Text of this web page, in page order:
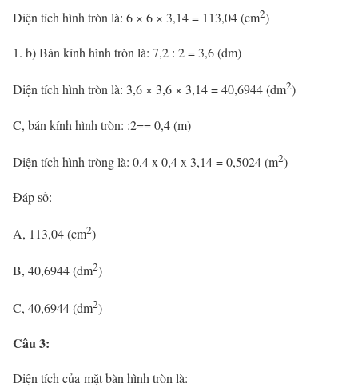
Diện tích hình tròn là: 6 × 6 × 3,14 = 113,04 (cm2)
b) Bán kính hình tròn là: 7,2 : 2 = 3,6 (dm)
Diện tích hình tròn là: 3,6 × 3,6 × 3,14 = 40,6944 (dm2)
C, bán kính hình tròn: :2== 0,4 (m)
Diện tích hình tròng là: 0,4 x 0,4 x 3,14 = 0,5024 (m2)
Đáp số:
A, 113,04 (cm2)
B, 40,6944 (dm2)
C, 40,6944 (dm2)
Câu 3:
Diện tích của mặt bàn hình tròn là: